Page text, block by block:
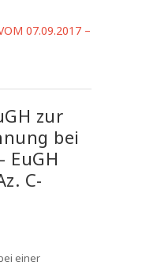
07.09.2017 –
zur
bei
EuGH
C-
einer